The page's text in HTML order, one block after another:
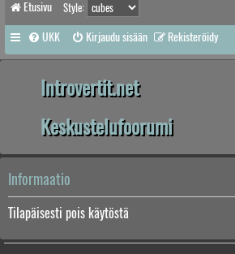
Etusivu Style:
UKK Kirjaudu sisään Rekisteröidy
Introvertit.net
Keskustelufoorumi
Informaatio
Tilapäisesti pois käytöstä